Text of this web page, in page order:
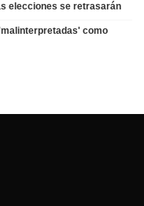
elecciones se retrasarán
como